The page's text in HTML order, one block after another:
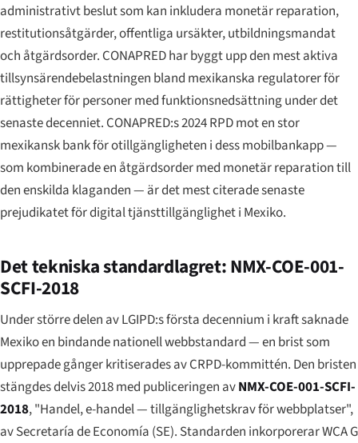
administrativt beslut som kan inkludera monetär reparation,
restitutionsåtgärder, offentliga ursäkter, utbildningsmandat
och åtgärdsorder. CONAPRED har byggt upp den mest aktiva
tillsynsärendebelastningen bland mexikanska regulatorer för
rättigheter för personer med funktionsnedsättning under det
senaste decenniet. CONAPRED:s 2024 RPD mot en stor
mexikansk bank för otillgängligheten i dess mobilbankapp —
som kombinerade en åtgärdsorder med monetär reparation till
den enskilda klaganden — är det mest citerade senaste
prejudikatet för digital tjänsttillgänglighet i Mexiko.
Det tekniska standardlagret: NMX-COE-001-
SCFI-2018
Under större delen av LGIPD:s första decennium i kraft saknade
Mexiko en bindande nationell webbstandard — en brist som
upprepade gånger kritiserades av CRPD-kommittén. Den bristen
stängdes delvis 2018 med publiceringen avNMX-COE-001-SCFI-
2018, "Handel, e-handel — tillgänglighetskrav för webbplatser",
av Secretaría de Economía (SE). Standarden inkorporerar WCA G